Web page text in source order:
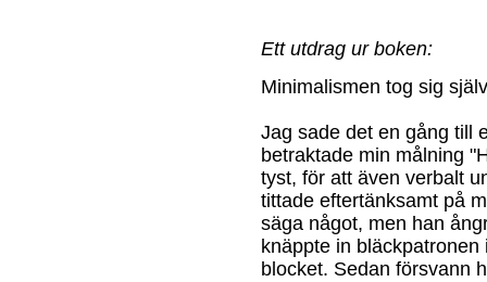
Ett utdrag ur boken:
Minimalismen tog sig
Jag sade det en gång till
betraktade min målning
tyst, för att även verbalt
tittade eftertänksamt på
säga något, men han
knäppte in
blocket. Sedan försvann